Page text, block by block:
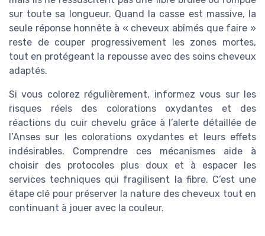
sur toute sa longueur. Quand la casse est massive, la
seule réponse honnête à « cheveux abîmés que faire »
reste de couper progressivement les zones mortes,
tout en protégeant la repousse avec des soins cheveux
adaptés.
Si vous colorez régulièrement, informez vous sur les
risques réels des colorations oxydantes et des
réactions du cuir chevelu grâce à l’alerte détaillée de
l’Anses sur les colorations oxydantes et leurs effets
indésirables. Comprendre ces mécanismes aide à
choisir des protocoles plus doux et à espacer les
services techniques qui fragilisent la fibre. C’est une
étape clé pour préserver la nature des cheveux tout en
continuant à jouer avec la couleur.